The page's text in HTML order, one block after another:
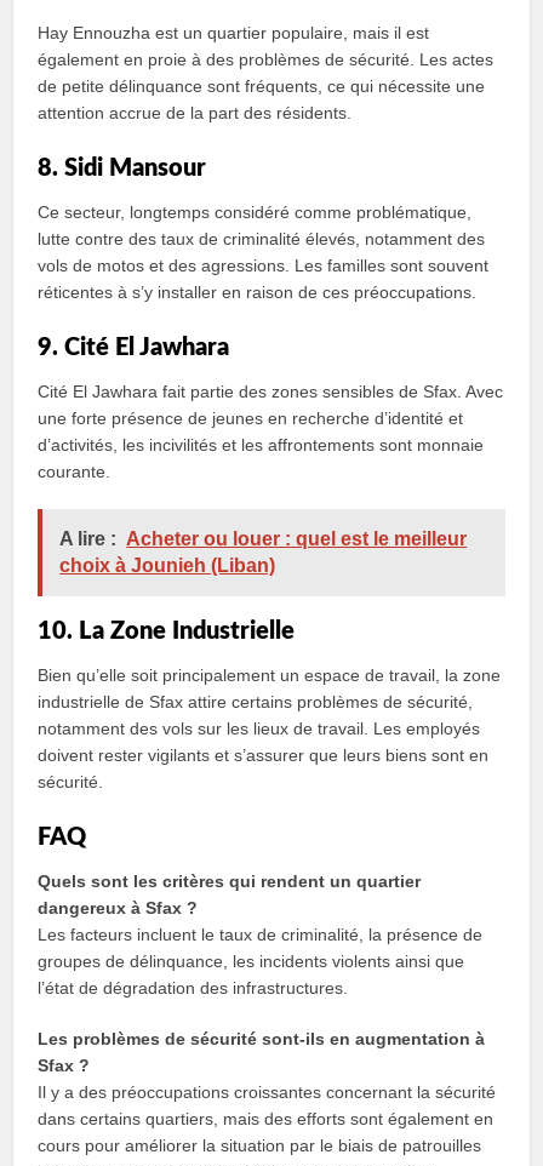
Hay Ennouzha est un quartier populaire, mais il est
également en proie à des problèmes de sécurité. Les actes
de petite délinquance sont fréquents, ce qui nécessite une
attention accrue de la part des résidents.
8. Sidi Mansour
Ce secteur, longtemps considéré comme problématique,
lutte contre des taux de criminalité élevés, notamment des
vols de motos et des agressions. Les familles sont souvent
réticentes à s’y installer en raison de ces préoccupations.
9. Cité El Jawhara
Cité El Jawhara fait partie des zones sensibles de Sfax. Avec
une forte présence de jeunes en recherche d’identité et
d’activités, les incivilités et les affrontements sont monnaie
courante.
A lire : Acheter ou louer : quel est le meilleur
choix à Jounieh (Liban)
10. La Zone Industrielle
Bien qu’elle soit principalement un espace de travail, la zone
industrielle de Sfax attire certains problèmes de sécurité,
notamment des vols sur les lieux de travail. Les employés
doivent rester vigilants et s’assurer que leurs biens sont en
sécurité.
FAQ
Quels sont les critères qui rendent un quartier
dangereux à Sfax ?
Les facteurs incluent le taux de criminalité, la présence de
groupes de délinquance, les incidents violents ainsi que
l’état de dégradation des infrastructures.
Les problèmes de sécurité sont-ils en augmentation à
Sfax ?
Il y a des préoccupations croissantes concernant la sécurité
dans certains quartiers, mais des efforts sont également en
cours pour améliorer la situation par le biais de patrouilles